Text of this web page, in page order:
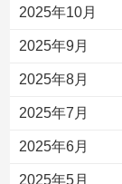
2025年10月
2025年9月
2025年8月
2025年7月
2025年6月
2025年5月